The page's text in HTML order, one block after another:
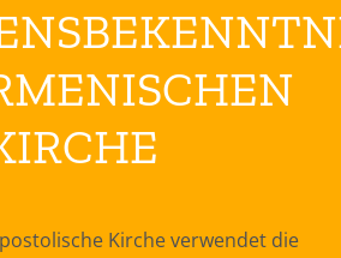
Kirche verwendet die